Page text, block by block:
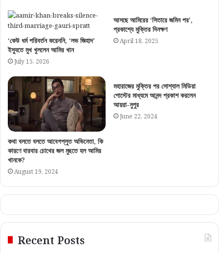
‘কেউ ধর্ম পরিবর্তন করেননি, ‘লভ জিহাদ’
ইস্যুতে মুখ খুললেন আমির খান
July 15, 2026
আসছে আমিরের ‘সিতারে জমিন পর’,
প্রকাশ্যে মুক্তির দিনক্ষণ
April 18, 2025
কথা বলতে বলতে আবেগপ্লুত অভিনেতা, কি
কারণে বারবার চোখের জল মুছতে হল আমির
খানকে?
August 19, 2024
মহারাজের মুক্তির পর সোশ্যাল মিডিয়া
পোস্টের মাধ্যমে আনন্দ প্রকাশ করলেন
আয়রা-নুপুর
June 22, 2024
Recent Posts